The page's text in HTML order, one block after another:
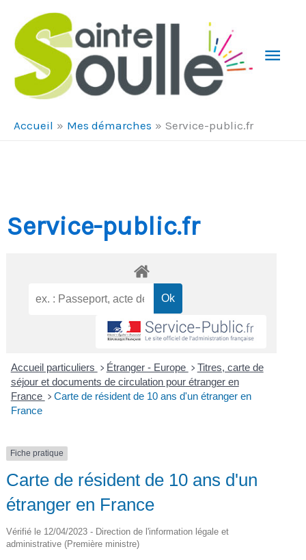
Accueil Mes démarches Service-public.fr
Service-public.fr
Accueil particuliers > Étranger - Europe > Titres, carte de
séjour et documents de circulation pour étranger en
France > Carte de résident de 10 ans d'un étranger en
France
Fiche pratique
Carte de résident de 10 ans d'un
étranger en France
Vérifié le 12/04/2023 - Direction de l'information légale et
administrative (Première ministre)